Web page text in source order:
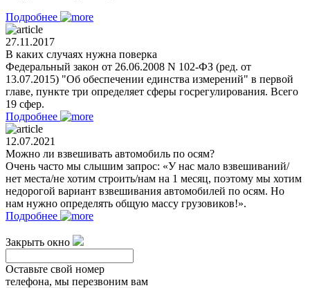
Подробнее
27.11.2017
В каких случаях нужна поверка
Федеральный закон от 26.06.2008 N 102-ФЗ (ред. от
13.07.2015) "Об обеспечении единства измерений" в первой
главе, пункте три определяет сферы госрегулирования. Всего
19 сфер.
Подробнее
12.07.2021
Можно ли взвешивать автомобиль по осям?
Очень часто мы слышим запрос: «У нас мало взвешиваний/
нет места/не хотим строить/нам на 1 месяц, поэтому мы хотим
недорогой вариант взвешивания автомобилей по осям. Но
нам нужно определять общую массу грузовиков!».
Подробнее
Закрыть окно
Оставьте свой номер
телефона, мы перезвоним вам